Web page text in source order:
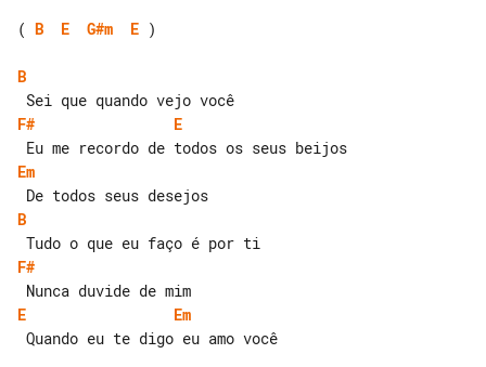
( B E G#m E )
B
F#
E
Em
B
F#
E
Em